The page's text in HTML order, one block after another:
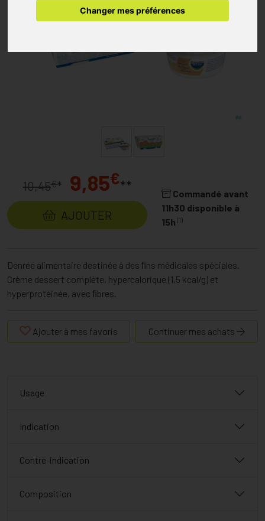
Changer mes préférences
10,45€* 9,85€**
AJOUTER
Commandé avant
11h30 disponible à
15h (1)
Denrée alimentaire destinée à des ﬁns médicales spéciales.
Crème dessert complète, hypercalorique (1,5 kcal/g) et
hyperprotéinée, avec ﬁbres.
Ajouter à mes favoris Continuer mes achats
Usage
Indication
Contre-indication
Composition